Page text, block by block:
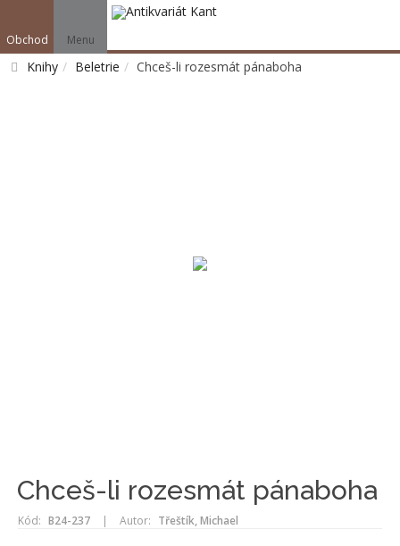
Obchod Menu
Knihy Beletrie Chceš-li rozesmát pánaboha
Chceš-li rozesmát pánaboha
Kód: B24-237 | Autor: Třeštík, Michael